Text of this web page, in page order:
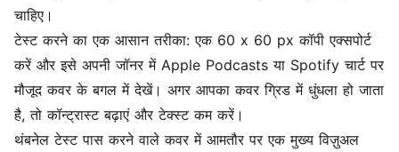
चाहिए।
टेस्ट करने का एक आसान तरीका: एक 60 x 60 px कॉपी एक्सपोर्ट
करें और इसे अपनी जॉनर में Apple Podcasts या Spotify चार्ट पर
मौजूद कवर के बगल में देखें। अगर आपका कवर ग्रिड में धुंधला हो जाता
है, तो कॉन्ट्रास्ट बढ़ाएं और टेक्स्ट कम करें।
थंबनेल टेस्ट पास करने वाले कवर में आमतौर पर एक मुख्य विज़ुअल